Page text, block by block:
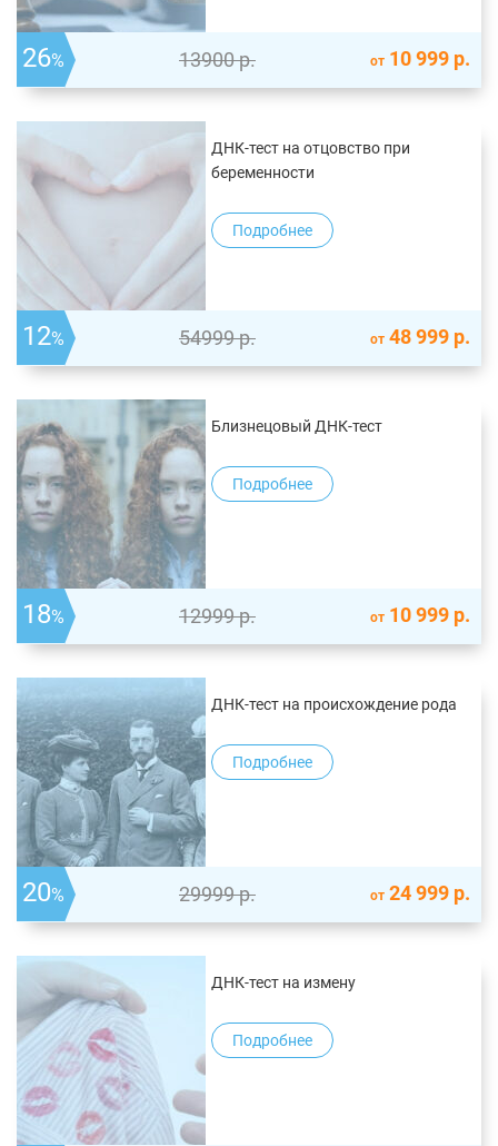
26% 13900р. от 10 999 р.
ДНК-тест на отцовство при
беременности
Подробнее
12% 54999р. от 48 999 р.
Близнецовый ДНК-тест
Подробнее
18% 12999р. от 10 999 р.
ДНК-тест на происхождение рода
Подробнее
20% 29999р. от 24 999 р.
ДНК-тест на измену
Подробнее